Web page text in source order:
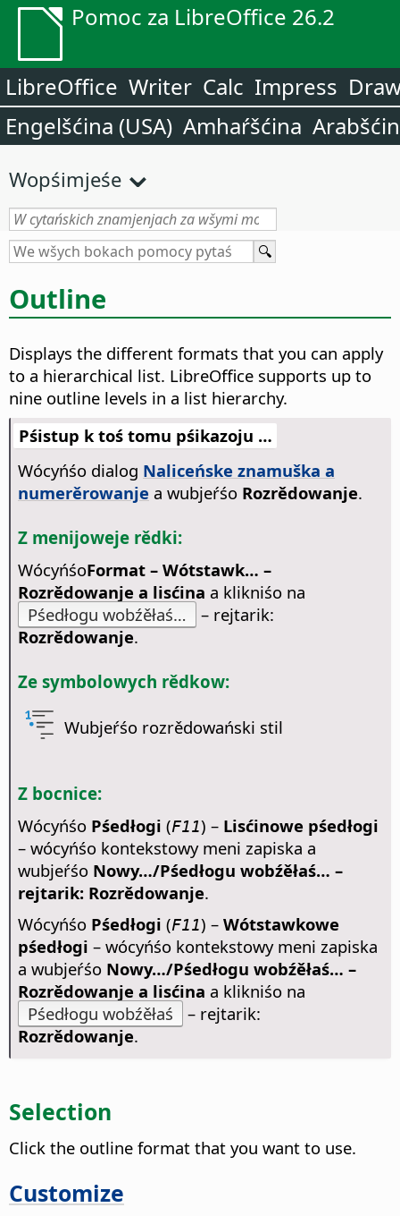
Pomoc za LibreOffice 26.2
LibreOffice Writer Calc Impress
Engelšćina (USA) Amhaŕšćina
Wopśimjeśe
Outline
Displays the different formats that you can apply
to a hierarchical list. LibreOffice supports up to
nine outline levels in a list hierarchy.
Pśistup k toś tomu pśikazoju …
Wócyńśo dialog Naliceńske znamuška a
numerěrowanje a wubjeŕśo Rozrědowanje.
Z menijoweje rědki:
WócyńśoFormat – Wótstawk… –
Rozrědowanje a lisćina a klikniśo na
Pśedłogu wobźěłaś…
– rejtarik:
Rozrědowanje.
Ze symbolowych rědkow:
Wubjeŕśo rozrědowański stil
Z bocnice:
Wócyńśo Pśedłogi (F11) – Lisćinowe pśedłogi
– wócyńśo kontekstowy meni zapiska a
wubjeŕśo Nowy…/Pśedłogu wobźěłaś… –
rejtarik: Rozrědowanje.
Wócyńśo Pśedłogi (F11) – Wótstawkowe
pśedłogi – wócyńśo kontekstowy meni zapiska
a wubjeŕśo Nowy…/Pśedłogu wobźěłaś… –
Rozrědowanje a lisćina a klikniśo na
Pśedłogu wobźěłaś
– rejtarik:
Rozrědowanje.
Selection
Click the outline format that you want to use.
Customize